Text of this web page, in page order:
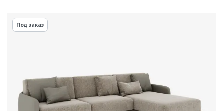
Под заказ